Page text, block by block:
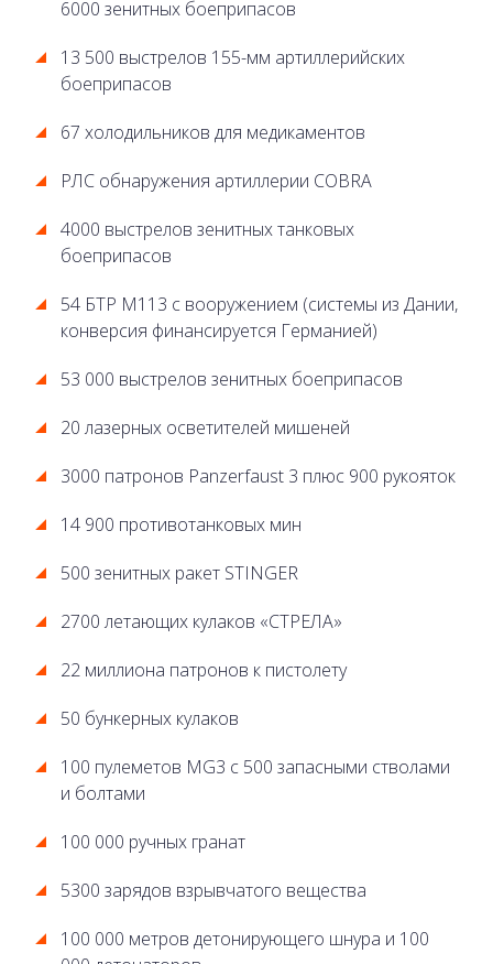
6000 зенитных боеприпасов
13 500 выстрелов 155-мм артиллерийских
боеприпасов
67 холодильников для медикаментов
РЛС обнаружения артиллерии COBRA
4000 выстрелов зенитных танковых
боеприпасов
54 БТР М113 с вооружением (системы из Дании,
конверсия финансируется Германией)
53 000 выстрелов зенитных боеприпасов
20 лазерных осветителей мишеней
3000 патронов Panzerfaust 3 плюс 900 рукояток
14 900 противотанковых мин
500 зенитных ракет STINGER
2700 летающих кулаков «СТРЕЛА»
22 миллиона патронов к пистолету
50 бункерных кулаков
100 пулеметов MG3 с 500 запасными стволами
и болтами
100 000 ручных гранат
5300 зарядов взрывчатого вещества
100 000 метров детонирующего шнура и 100